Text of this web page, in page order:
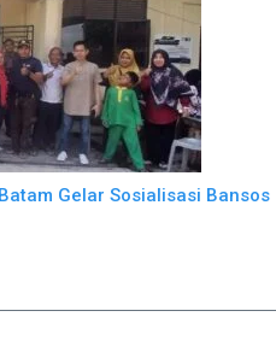
Gelar Sosialisasi Bansos